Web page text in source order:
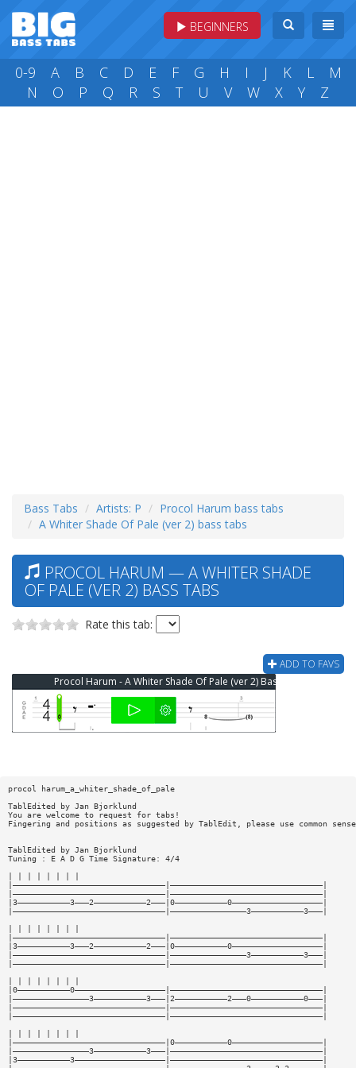
BEGINNERS
0-9 A B C D E F G H I J K L
M
N
O P Q R S T U V W X Y Z
Bass Tabs Artists: P
Procol Harum bass tabs
A Whiter Shade Of Pale (ver 2) bass tabs
PROCOL HARUM — A WHITER SHADE
OF PALE (VER 2) BASS TABS
Rate this tab:
ADD TO FAVS
Procol Harum - A Whiter Shade Of Pale (ver 2) Bass Tab
procol harum_a_whiter_shade_of_pale
TablEdited by Jan Bjorklund
You are welcome to request for tabs!
Fingering and positions as suggested by TablEdit, please use common
TablEdited by Jan Bjorklund
Tuning : E A D G Time Signature: 4/4
|————————————————————————————————|————————————————————————————————|
|————————————————————————————————|————————————————————————————————|
|3———————————3———2———————————2———|0———————————0———————————————————|
|————————————————————————————————|————————————————3———————————3———|
|————————————————————————————————|————————————————————————————————|
|3———————————3———2———————————2———|0———————————0———————————————————|
|————————————————————————————————|————————————————3———————————3———|
|————————————————————————————————|————————————————————————————————|
|0———————————0———————————————————|————————————————————————————————|
|————————————————3———————————3———|2———————————2———0———————————0———|
|————————————————————————————————|————————————————————————————————|
|————————————————————————————————|————————————————————————————————|
|————————————————————————————————|0———————————0———————————————————|
|————————————————3———————————3———|————————————————————————————————|
|3———————————3———————————————————|————————————————————————————————|